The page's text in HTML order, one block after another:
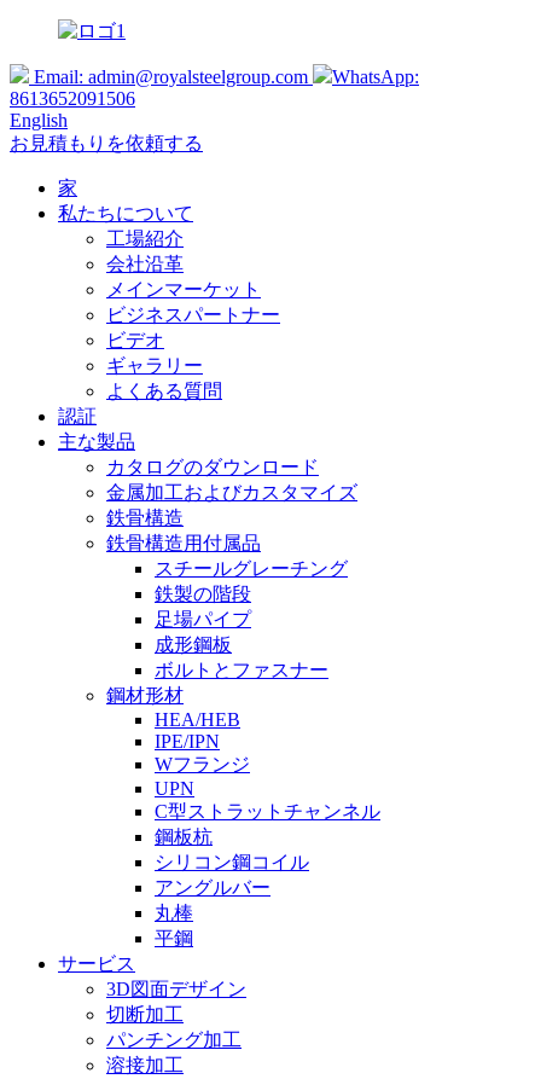
Email: admin@royalsteelgroup.com
WhatsApp:
8613652091506
English
お見積もりを依頼する
家
私たちについて
工場紹介
会社沿革
メインマーケット
ビジネスパートナー
ビデオ
ギャラリー
よくある質問
認証
主な製品
カタログのダウンロード
金属加工およびカスタマイズ
鉄骨構造
鉄骨構造用付属品
スチールグレーチング
鉄製の階段
足場パイプ
成形鋼板
ボルトとファスナー
鋼材形材
HEA/HEB
IPE/IPN
Wフランジ
UPN
C型ストラットチャンネル
鋼板杭
シリコン鋼コイル
アングルバー
丸棒
平鋼
サービス
3D図面デザイン
切断加工
パンチング加工
溶接加工